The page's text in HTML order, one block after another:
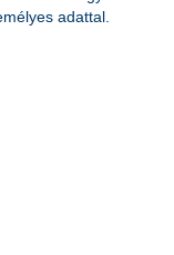
adattal.